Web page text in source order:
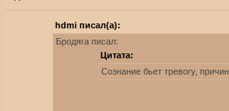
hdmi писал(а):
Бродяга писал:
Цитата:
Сознание бьет тревогу,